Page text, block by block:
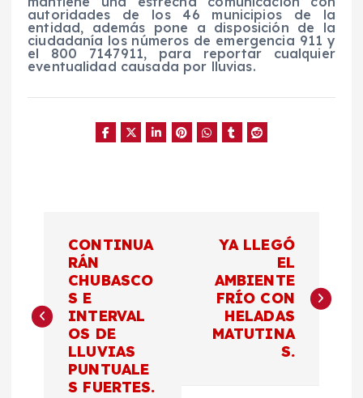
autoridades de los 46 municipios de la
entidad, además pone a disposición de la
ciudadanía los números de emergencia 911 y
el 800 7147911, para reportar cualquier
eventualidad causada por lluvias.
v
CONTINUA
RÁN
CHUBASCO
S E
INTERVAL
OS DE
LLUVIAS
PUNTUALE
S FUERTES.
YA LLEGÓ
EL
AMBIENTE
FRÍO CON
HELADAS
MATUTINA
S.